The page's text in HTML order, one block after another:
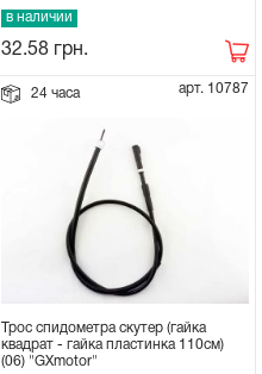
в наличии
32.58 грн.
24 часа арт. 10787
Трос спидометра скутер (гайка
квадрат - гайка пластинка 110см)
(06) "GXmotor"